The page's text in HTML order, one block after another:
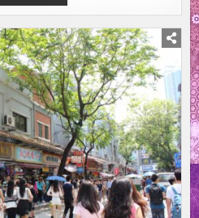
UND
GESUNDHEIT
IN
SCHULE
UND
UNTERRICHT“
ERSCHIENEN